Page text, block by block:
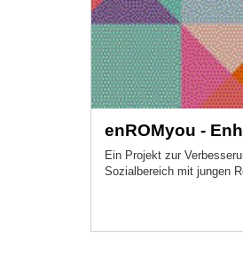
enROMyou -
Ein Projekt zur
Sozialbereich mit jungen